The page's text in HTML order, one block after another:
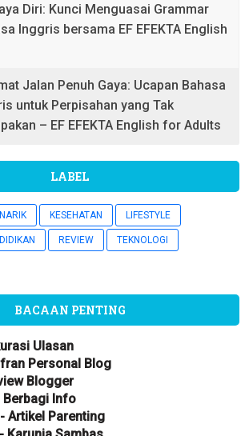
Diri: Kunci Menguasai Grammar
Inggris bersama EF EFEKTA English
Jalan Penuh Gaya: Ucapan Bahasa
untuk Perpisahan yang Tak
– EF EFEKTA English for Adults
LABEL
KESEHATAN LIFESTYLE
REVIEW TEKNOLOGI
BACAAN PENTING
Ulasan
Personal Blog
Blogger
Berbagi Info
- Artikel Parenting